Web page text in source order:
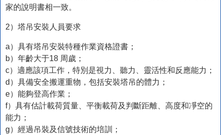
家的說明書相一致。
2）塔吊安裝人員要求
a）具有塔吊安裝特種作業資格證書；
b）年齡大于18 周歲；
c）適應該項工作，特別是視力、聽力、靈活性和反應能力；
d）具備安全搬運重物，包括安裝塔吊的體力；
e）能夠登高作業；
f）具有估計載荷質量、平衡載荷及判斷距離、高度和凈空的
能力；
g）經過吊裝及信號技術的培訓；